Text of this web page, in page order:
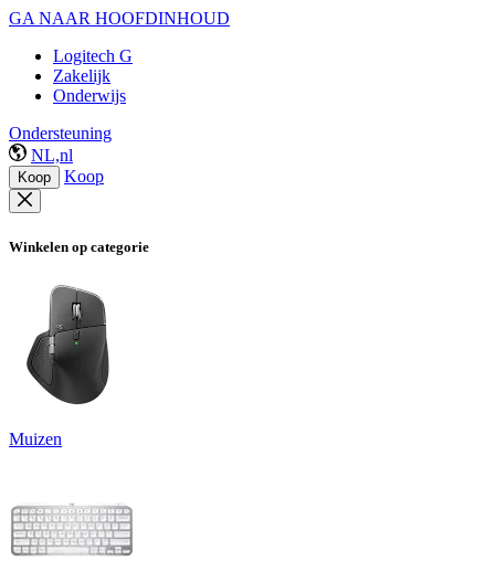
GA NAAR HOOFDINHOUD
Logitech G
Zakelijk
Onderwijs
Ondersteuning
NL,nl
Koop Koop
Winkelen op categorie
Muizen